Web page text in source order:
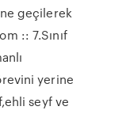
geçilerek
:: 7.Sınıf
yerine
seyf ve